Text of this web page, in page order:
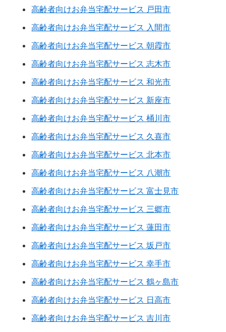
高齢者向けお弁当宅配サービス 戸田市
高齢者向けお弁当宅配サービス 入間市
高齢者向けお弁当宅配サービス 朝霞市
高齢者向けお弁当宅配サービス 志木市
高齢者向けお弁当宅配サービス 和光市
高齢者向けお弁当宅配サービス 新座市
高齢者向けお弁当宅配サービス 桶川市
高齢者向けお弁当宅配サービス 久喜市
高齢者向けお弁当宅配サービス 北本市
高齢者向けお弁当宅配サービス 八潮市
高齢者向けお弁当宅配サービス 富士見市
高齢者向けお弁当宅配サービス 三郷市
高齢者向けお弁当宅配サービス 蓮田市
高齢者向けお弁当宅配サービス 坂戸市
高齢者向けお弁当宅配サービス 幸手市
高齢者向けお弁当宅配サービス 鶴ヶ島市
高齢者向けお弁当宅配サービス 日高市
高齢者向けお弁当宅配サービス 吉川市